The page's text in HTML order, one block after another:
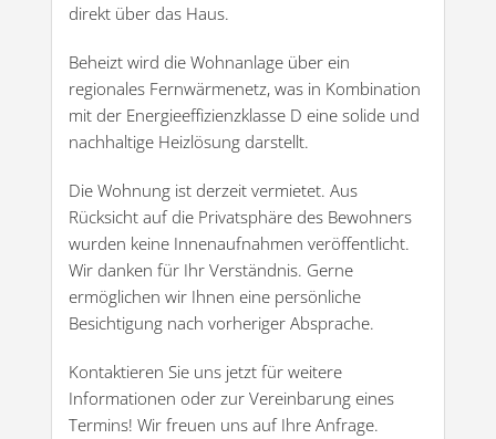
direkt über das Haus.
Beheizt wird die Wohnanlage über ein
regionales Fernwärmenetz, was in Kombination
mit der Energieeffizienzklasse D eine solide und
nachhaltige Heizlösung darstellt.
Die Wohnung ist derzeit vermietet. Aus
Rücksicht auf die Privatsphäre des Bewohners
wurden keine Innenaufnahmen veröffentlicht.
Wir danken für Ihr Verständnis. Gerne
ermöglichen wir Ihnen eine persönliche
Besichtigung nach vorheriger Absprache.
Kontaktieren Sie uns jetzt für weitere
Informationen oder zur Vereinbarung eines
Termins! Wir freuen uns auf Ihre Anfrage.